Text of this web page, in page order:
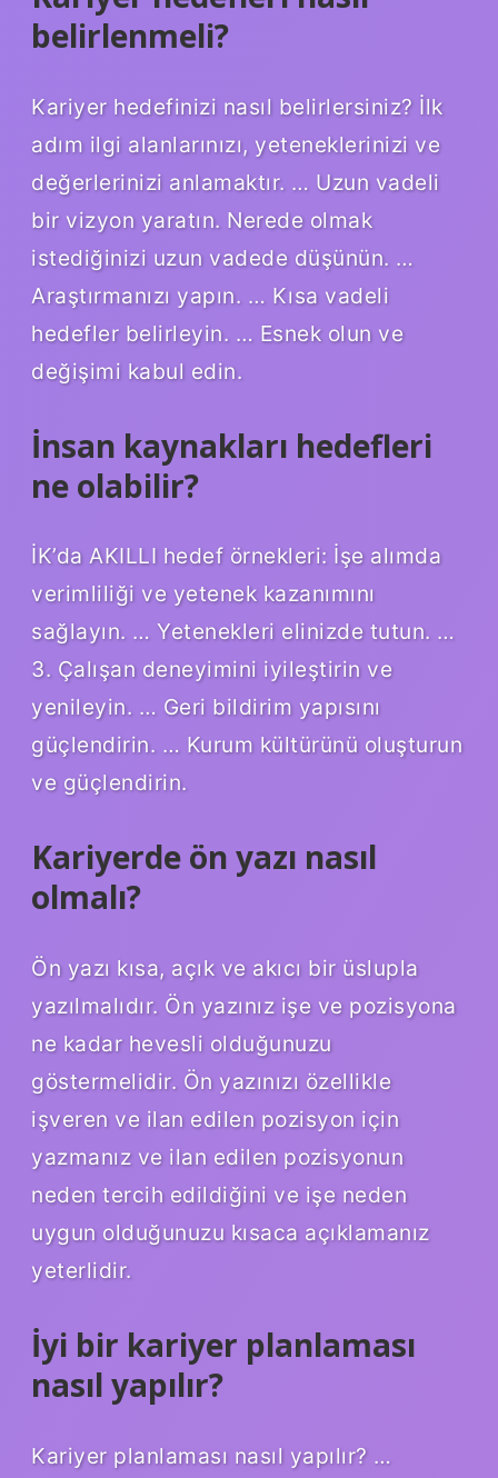
belirlenmeli?
Kariyer hedefinizi nasıl belirlersiniz? İlk
adım ilgi alanlarınızı, yeteneklerinizi ve
değerlerinizi anlamaktır. … Uzun vadeli
bir vizyon yaratın. Nerede olmak
istediğinizi uzun vadede düşünün. …
Araştırmanızı yapın. … Kısa vadeli
hedefler belirleyin. … Esnek olun ve
değişimi kabul edin.
İnsan kaynakları hedefleri
ne olabilir?
İK’da AKILLI hedef örnekleri: İşe alımda
verimliliği ve yetenek kazanımını
sağlayın. … Yetenekleri elinizde tutun. …
3. Çalışan deneyimini iyileştirin ve
yenileyin. … Geri bildirim yapısını
güçlendirin. … Kurum kültürünü oluşturun
ve güçlendirin.
Kariyerde ön yazı nasıl
olmalı?
Ön yazı kısa, açık ve akıcı bir üslupla
yazılmalıdır. Ön yazınız işe ve pozisyona
ne kadar hevesli olduğunuzu
göstermelidir. Ön yazınızı özellikle
işveren ve ilan edilen pozisyon için
yazmanız ve ilan edilen pozisyonun
neden tercih edildiğini ve işe neden
uygun olduğunuzu kısaca açıklamanız
yeterlidir.
İyi bir kariyer planlaması
nasıl yapılır?
Kariyer planlaması nasıl yapılır? …